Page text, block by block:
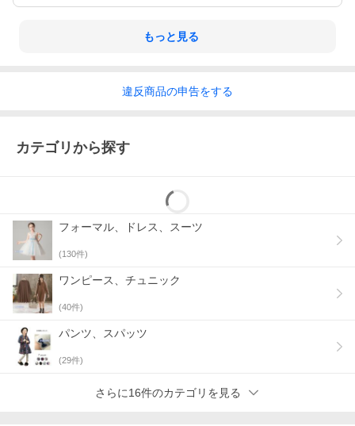
もっと見る
違反商品の申告をする
カテゴリから探す
フォーマル、ドレス、スーツ
(130件)
ワンピース、チュニック
(40件)
パンツ、スパッツ
(29件)
さらに16件のカテゴリを見る